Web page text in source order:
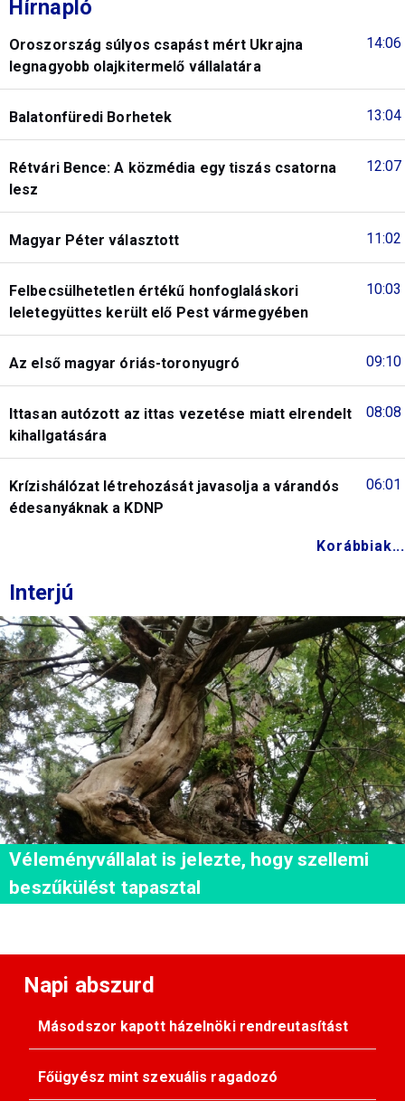
Hírnapló
14:06
Oroszország súlyos csapást mért Ukrajna
legnagyobb olajkitermelő vállalatára
13:04
Balatonfüredi Borhetek
12:07
Rétvári Bence: A közmédia egy tiszás csatorna
lesz
11:02
Magyar Péter választott
10:03
Felbecsülhetetlen értékű honfoglaláskori
leletegyüttes került elő Pest vármegyében
09:10
Az első magyar óriás-toronyugró
08:08
Ittasan autózott az ittas vezetése miatt elrendelt
kihallgatására
06:01
Krízishálózat létrehozását javasolja a várandós
édesanyáknak a KDNP
Korábbiak...
Interjú
Véleményvállalat is jelezte, hogy szellemi
beszűkülést tapasztal
Napi abszurd
Másodszor kapott házelnöki rendreutasítást
Főügyész mint szexuális ragadozó